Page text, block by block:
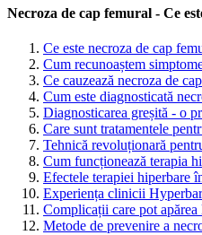
Necroza de cap femural - Ce
Ce este necroza de cap
Cum recunoaștem
Ce cauzează necroza de
Cum este diagnosticată
Diagnosticarea greșită - o
Care sunt tratamentele
Tehnică revoluționară
Cum funcționează terapia
Efectele terapiei hiperbare
Experiența clinicii
Complicații care pot
Metode de prevenire a